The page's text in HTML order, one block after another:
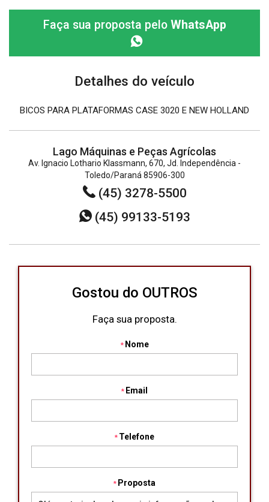
Faça sua proposta pelo WhatsApp
Detalhes do veículo
BICOS PARA PLATAFORMAS CASE 3020 E NEW HOLLAND
Lago Máquinas e Peças Agrícolas
Av. Ignacio Lothario Klassmann, 670, Jd. Independência -
Toledo/Paraná 85906-300
(45) 3278-5500
(45) 99133-5193
Gostou do OUTROS
Faça sua proposta.
Nome
Email
Telefone
Proposta